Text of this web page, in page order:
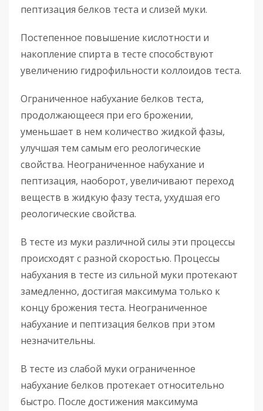
пептизация белков теста и слизей муки.
Постепенное повышение кислотности и
накопление спирта в тесте способствуют
увеличению гидрофильности коллоидов теста.
Ограниченное набухание белков теста,
продолжающееся при его брожении,
уменьшает в нем количество жидкой фазы,
улучшая тем самым его реологические
свойства. Неограниченное набухание и
пептизация, наоборот, увеличивают переход
веществ в жидкую фазу теста, ухудшая его
реологические свойства.
В тесте из муки различной силы эти процессы
происходят с разной скоростью. Процессы
набухания в тесте из сильной муки протекают
замедленно, достигая максимума только к
концу брожения теста. Неограниченное
набухание и пептизация белков при этом
незначительны.
В тесте из слабой муки ограниченное
набухание белков протекает относительно
быстро. После достижения максимума